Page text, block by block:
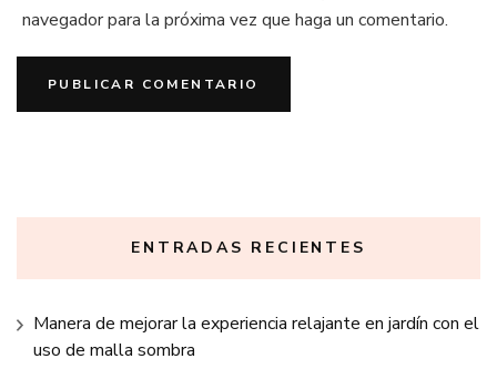
navegador para la próxima vez que haga un comentario.
ENTRADAS RECIENTES
Manera de mejorar la experiencia relajante en jardín con el
uso de malla sombra